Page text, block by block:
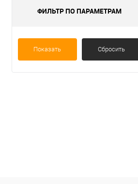
ФИЛЬТР ПО ПАРАМЕТРАМ
Показать Сбросить